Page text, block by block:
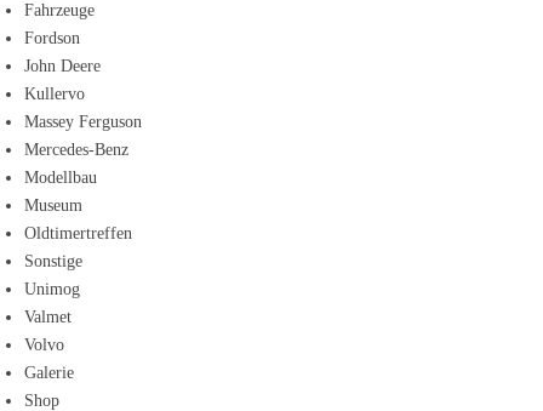
Fahrzeuge
Fordson
John Deere
Kullervo
Massey Ferguson
Mercedes-Benz
Modellbau
Museum
Oldtimertreffen
Sonstige
Unimog
Valmet
Volvo
Galerie
Shop